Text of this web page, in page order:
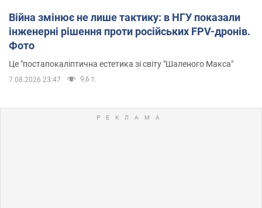
Війна змінює не лише тактику: в НГУ показали
інженерні рішення проти російських FPV-дронів.
Фото
Це "постапокаліптична естетика зі світу "Шаленого Макса"
7.08.2026 23:47 9,6 т.